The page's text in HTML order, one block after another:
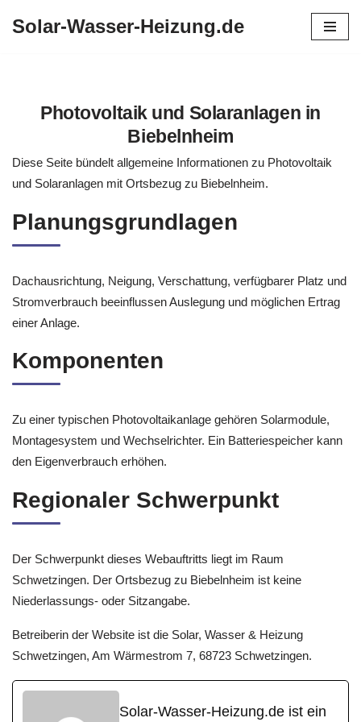
Solar-Wasser-Heizung.de
Photovoltaik und Solaranlagen in
Biebelnheim
Diese Seite bündelt allgemeine Informationen zu Photovoltaik
und Solaranlagen mit Ortsbezug zu Biebelnheim.
Planungsgrundlagen
Dachausrichtung, Neigung, Verschattung, verfügbarer Platz und
Stromverbrauch beeinflussen Auslegung und möglichen Ertrag
einer Anlage.
Komponenten
Zu einer typischen Photovoltaikanlage gehören Solarmodule,
Montagesystem und Wechselrichter. Ein Batteriespeicher kann
den Eigenverbrauch erhöhen.
Regionaler Schwerpunkt
Der Schwerpunkt dieses Webauftritts liegt im Raum
Schwetzingen. Der Ortsbezug zu Biebelnheim ist keine
Niederlassungs- oder Sitzangabe.
Betreiberin der Website ist die Solar, Wasser & Heizung
Schwetzingen, Am Wärmestrom 7, 68723 Schwetzingen.
Solar-Wasser-Heizung.de ist ein